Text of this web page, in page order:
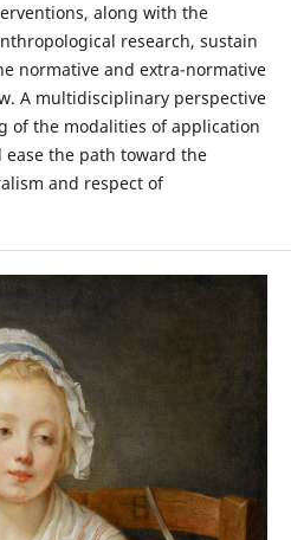
along with the
research, sustain
normative and extra-normative
A multidisciplinary perspective
of the modalities of application
the path toward the
and respect of